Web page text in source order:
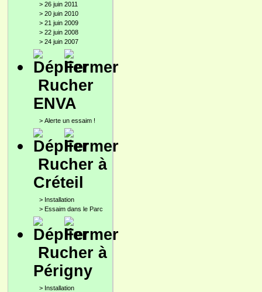
> 26 juin 2011
> 20 juin 2010
> 21 juin 2009
> 22 juin 2008
> 24 juin 2007
Rucher
ENVA
> Alerte un essaim !
Rucher à
Créteil
> Installation
> Essaim dans le Parc
Rucher à
Périgny
> Installation